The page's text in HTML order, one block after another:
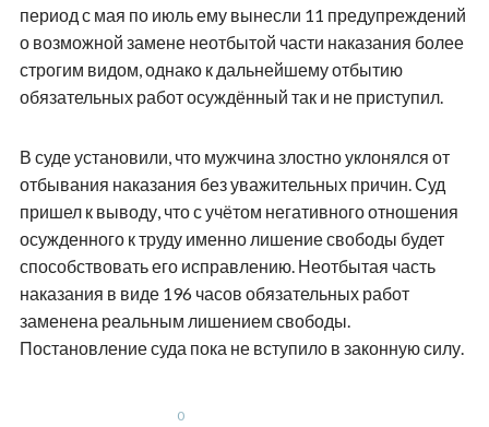
период с мая по июль ему вынесли 11 предупреждений
о возможной замене неотбытой части наказания более
строгим видом, однако к дальнейшему отбытию
обязательных работ осуждённый так и не приступил.
В суде установили, что мужчина злостно уклонялся от
отбывания наказания без уважительных причин. Суд
пришел к выводу, что с учётом негативного отношения
осужденного к труду именно лишение свободы будет
способствовать его исправлению. Неотбытая часть
наказания в виде 196 часов обязательных работ
заменена реальным лишением свободы.
Постановление суда пока не вступило в законную силу.
0